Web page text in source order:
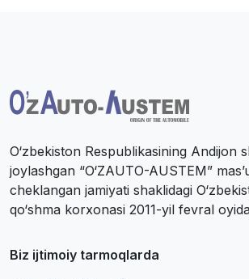
O‘zbekiston Respublikasining Andijon
joylashgan “O‘ZAUTO-AUSTEM”
cheklangan jamiyati shaklidagi
qo‘shma korxonasi 2011-yil fevral
Biz ijtimoiy tarmoqlarda